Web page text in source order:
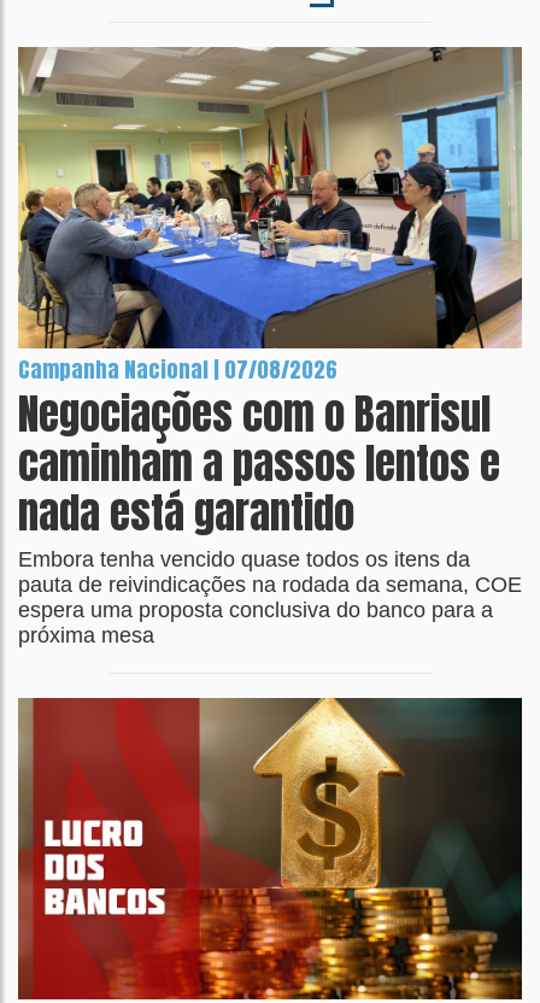
Campanha Nacional | 07/08/2026
Negociações com o Banrisul
caminham a passos lentos e
nada está garantido
Embora tenha vencido quase todos os itens da
pauta de reivindicações na rodada da semana, COE
espera uma proposta conclusiva do banco para a
próxima mesa